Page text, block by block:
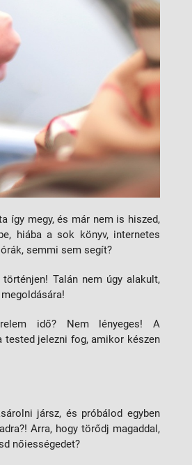
így megy, és már nem is hiszed,
hiába a sok könyv, internetes
semmi sem segít?
Talán nem úgy alakult,
idő? Nem lényeges! A
tested jelezni fog, amikor készen
jársz, és próbálod egyben
Arra, hogy törődj magaddal,
nőiességedet?